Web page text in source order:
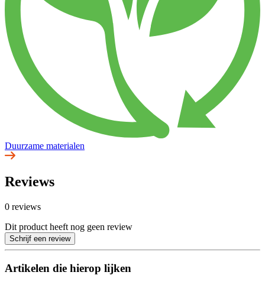
Duurzame materialen
Reviews
0 reviews
Dit product heeft nog geen review
Schrijf een review
Artikelen die hierop lijken